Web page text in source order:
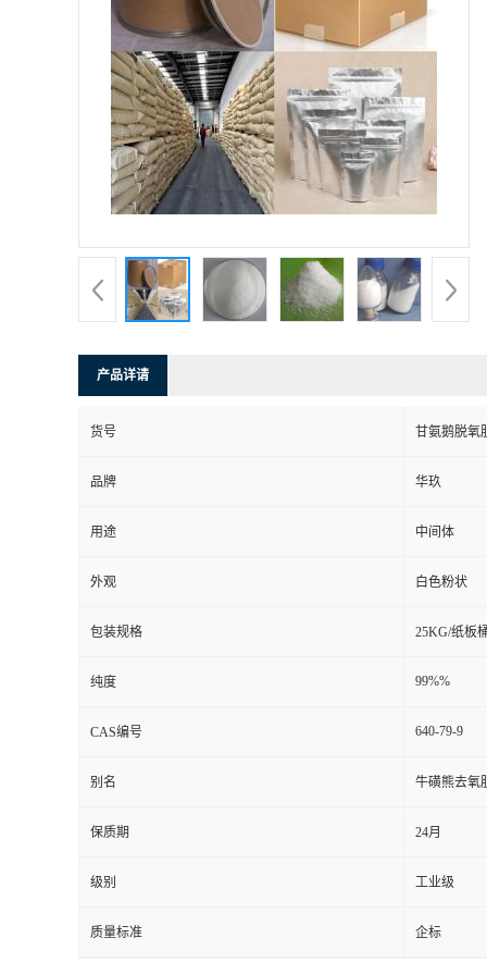
产品详请
货号 甘氨鹅脱氧
品牌 华玖
用途 中间体
外观 白色粉状
包装规格 25KG/纸板
纯度 99%%
CAS编号 640-79-9
别名 牛磺熊去氧
保质期 24月
级别 工业级
质量标准 企标